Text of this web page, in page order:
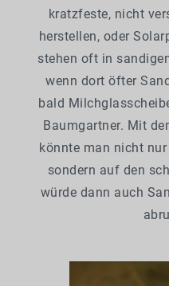
kratzfeste, nicht
herstellen, oder
stehen oft in
wenn dort öfter
bald
Baumgartner. Mit
könnte man nicht
sondern auf den
würde dann auch